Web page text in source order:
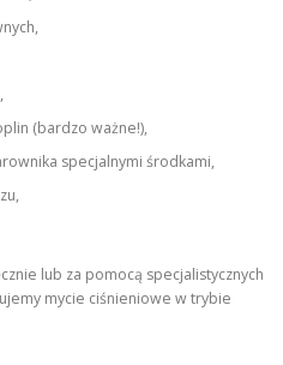
(bardzo ważne!),
specjalnymi środkami,
lub za pomocą specjalistycznych
mycie ciśnieniowe w trybie